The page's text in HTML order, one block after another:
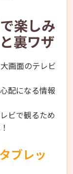
楽しみ
裏ワザ
画面のテレビ
配になる情報
ビで観るため
ブレッ